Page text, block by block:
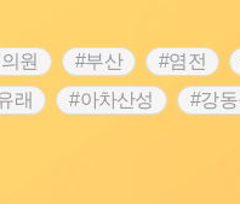
원 #부산 #염전
래 #아차산성 #강